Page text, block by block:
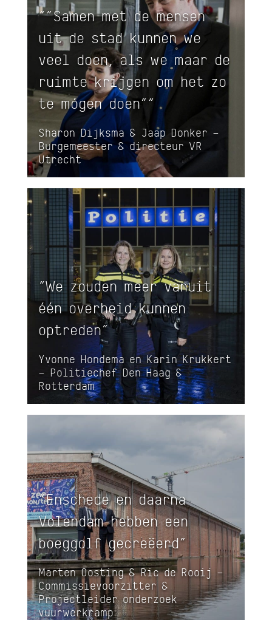
“”Samen met de mensen
uit de stad kunnen we
veel doen, als we maar de
ruimte krijgen om het zo
te mógen doen””
Sharon Dijksma & Jaap Donker –
Burgemeester & directeur VR
Utrecht
“We zouden meer vanuit
één overheid kunnen
optreden”
Yvonne Hondema en Karin Krukkert
– Politiechef Den Haag &
Rotterdam
“Enschede en daarna
Volendam hebben een
boeggolf gecreëerd”
Marten Oosting & Ric de Rooij –
Commissievoorzitter &
Projectleider onderzoek
vuurwerkramp